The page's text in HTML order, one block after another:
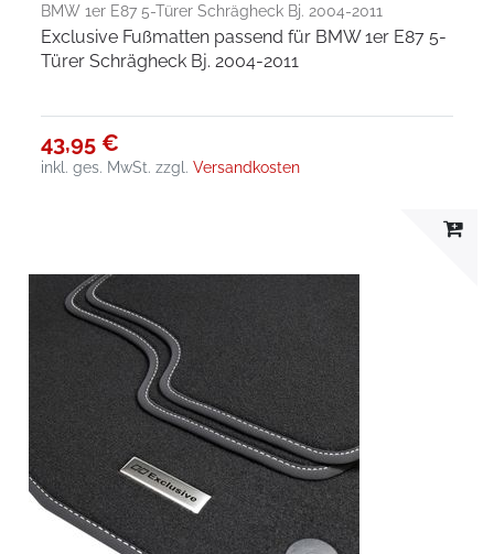
BMW 1er E87 5-Türer Schrägheck Bj. 2004-2011
Exclusive Fußmatten passend für BMW 1er E87 5-
Türer Schrägheck Bj. 2004-2011
43,95 €
inkl. ges. MwSt. zzgl.Versandkosten